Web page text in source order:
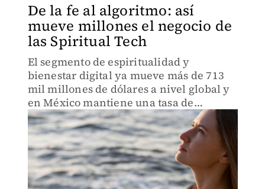
De la fe al algoritmo: así
mueve millones el negocio de
las Spiritual Tech
El segmento de espiritualidad y
bienestar digital ya mueve más de 713
mil millones de dólares a nivel global y
en México mantiene una tasa de
crecimiento anual de 13.5 por ciento,
impulsado por jóvenes usuarios y la IA.